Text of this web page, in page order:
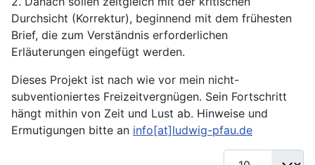
Durchsicht (Korrektur), beginnend mit dem frühesten
Brief, die zum Verständnis erforderlichen
Erläuterungen eingefügt werden.
Dieses Projekt ist nach wie vor mein nicht-
subventioniertes Freizeitvergnügen. Sein Fortschritt
hängt mithin von Zeit und Lust ab. Hinweise und
Ermutigungen bitte an info[at]ludwig-pfau.de
Anzeige #